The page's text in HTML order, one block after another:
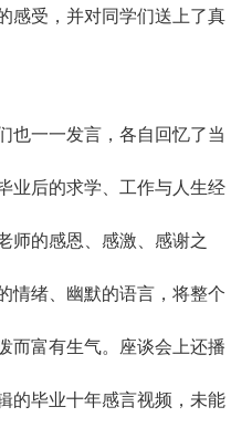
感受，并对同学们送上了真
也一一发言，各自回忆了当
业后的求学、工作与人生经
师的感恩、感激、感谢之
情绪、幽默的语言，将整个
而富有生气。座谈会上还播
的毕业十年感言视频，未能